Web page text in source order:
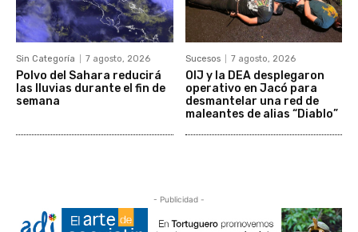
Sin Categoría 7 agosto, 2026
Polvo del Sahara reducirá
las lluvias durante el fin de
semana
Sucesos 7 agosto, 2026
OIJ y la DEA desplegaron
operativo en Jacó para
desmantelar una red de
maleantes de alias “Diablo”
- Publicidad -